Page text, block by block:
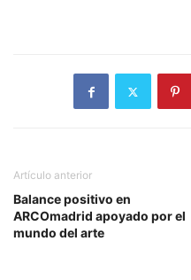
Artículo anterior
Balance positivo en
ARCOmadrid apoyado por el
mundo del arte